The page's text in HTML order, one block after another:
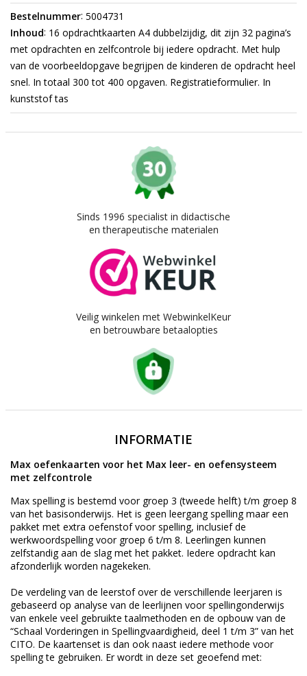
Bestelnummer: 5004731
Inhoud: 16 opdrachtkaarten A4 dubbelzijdig, dit zijn 32 pagina’s
met opdrachten en zelfcontrole bij iedere opdracht. Met hulp
van de voorbeeldopgave begrijpen de kinderen de opdracht heel
snel. In totaal 300 tot 400 opgaven. Registratieformulier. In
kunststof tas
Sinds 1996 specialist in didactische
en therapeutische materialen
Veilig winkelen met WebwinkelKeur
en betrouwbare betaalopties
INFORMATIE
Max oefenkaarten voor het Max leer- en oefensysteem
met zelfcontrole
Max spelling is bestemd voor groep 3 (tweede helft) t/m groep 8
van het basisonderwijs. Het is geen leergang spelling maar een
pakket met extra oefenstof voor spelling, inclusief de
werkwoordspelling voor groep 6 t/m 8. Leerlingen kunnen
zelfstandig aan de slag met het pakket. Iedere opdracht kan
afzonderlijk worden nagekeken.
De verdeling van de leerstof over de verschillende leerjaren is
gebaseerd op analyse van de leerlijnen voor spellingonderwijs
van enkele veel gebruikte taalmethoden en de opbouw van de
“Schaal Vorderingen in Spellingvaardigheid, deel 1 t/m 3” van het
CITO. De kaartenset is dan ook naast iedere methode voor
spelling te gebruiken. Er wordt in deze set geoefend met: